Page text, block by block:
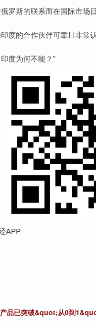
斯的联系而在国际市场日
的合作伙伴可靠且非常认
度为何不能？”
APP
品已突破&quot;从0到